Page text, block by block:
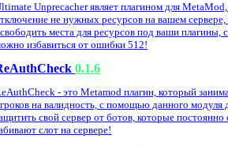
Unprecacher являет плагином для
не нужных ресурсов на вашем
места для ресурсов под ваши
избавиться от ошибки 512!
0.1.6
- это Metamod плагин, который
на валидность, с помощью данного
свой сервер от ботов, которые
слот на сервере!